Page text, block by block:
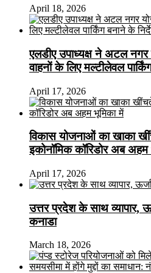
April 18, 2026
एलडीए उपाध्यक्ष ने अटल नगर
वाहनों के लिए मल्टीलेवल
April 17, 2026
विकास योजनाओं का खाका
इकोनॉमिक कॉरिडोर अब अहम
April 17, 2026
उत्तर प्रदेश के साथ व्यापार,
कनाडा
March 18, 2026